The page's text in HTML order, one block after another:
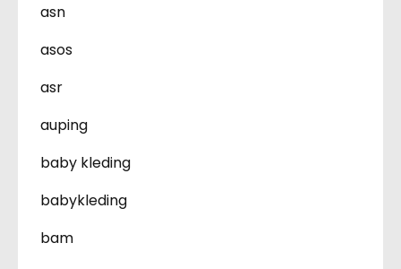
asn
asos
asr
auping
baby kleding
babykleding
bam